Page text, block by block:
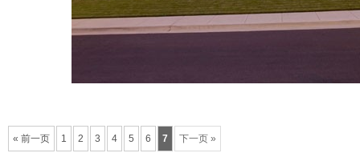
« 前一页 1 2 3 4 5 6 7 下一页 »